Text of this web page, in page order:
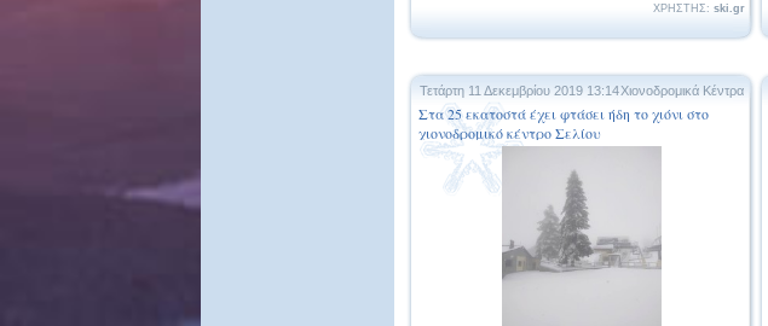
ΧΡΗΣΤΗΣ: ski.gr
Τετάρτη 11 Δεκεμβρίου 2019 13:14Χιονοδρομικά Κέντρα
Στα 25 εκατοστά έχει φτάσει ήδη το χιόνι στο
χιονοδρομικό κέντρο Σελίου